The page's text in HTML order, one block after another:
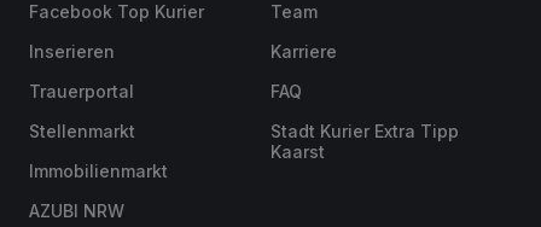
Facebook Top Kurier
Inserieren
Trauerportal
Stellenmarkt
Immobilienmarkt
AZUBI NRW
Team
Karriere
FAQ
Stadt Kurier Extra Tipp
Kaarst